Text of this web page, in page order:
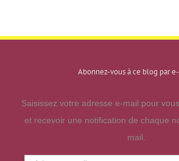
Abonnez-vous à ce blog par
Saisissez votre adresse e-mail pour
et recevoir une notification de chaque
mail.